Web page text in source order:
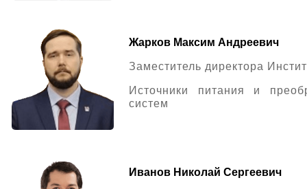
Жарков Максим Андреевич
Заместитель директора
Источники питания и
систем
Иванов Николай Сергеевич